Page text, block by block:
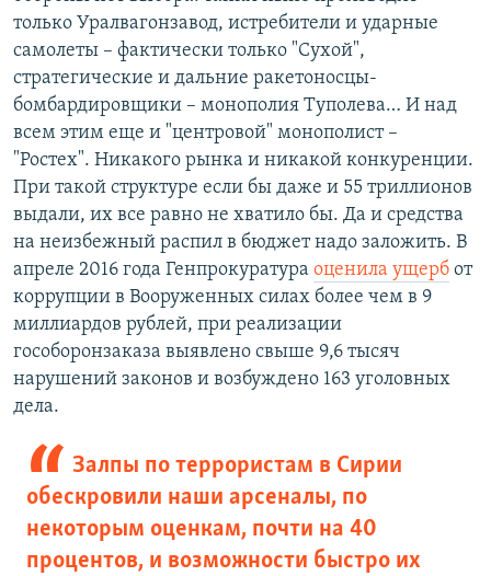
только Уралвагонзавод, истребители и ударные
самолеты – фактически только "Сухой",
стратегические и дальние ракетоносцы-
бомбардировщики – монополия Туполева… И над
всем этим еще и "центровой" монополист –
"Ростех". Никакого рынка и никакой конкуренции.
При такой структуре если бы даже и 55 триллионов
выдали, их все равно не хватило бы. Да и средства
на неизбежный распил в бюджет надо заложить. В
апреле 2016 года Генпрокуратура оценила ущерб от
коррупции в Вооруженных силах более чем в 9
миллиардов рублей, при реализации
гособоронзаказа выявлено свыше 9,6 тысяч
нарушений законов и возбуждено 163 уголовных
дела.
Залпы по террористам в Сирии
обескровили наши арсеналы, по
некоторым оценкам, почти на 40
процентов, и возможности быстро их